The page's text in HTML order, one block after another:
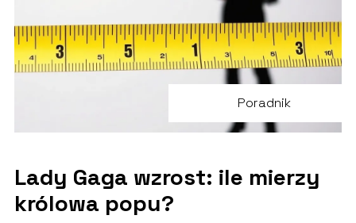
Poradnik
Lady Gaga wzrost: ile mierzy
królowa popu?